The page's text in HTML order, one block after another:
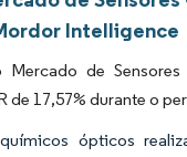
Intelligence
Mercado de
de 17,57% durante o
ópticos